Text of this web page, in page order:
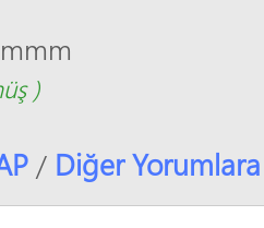
)
/ Diğer